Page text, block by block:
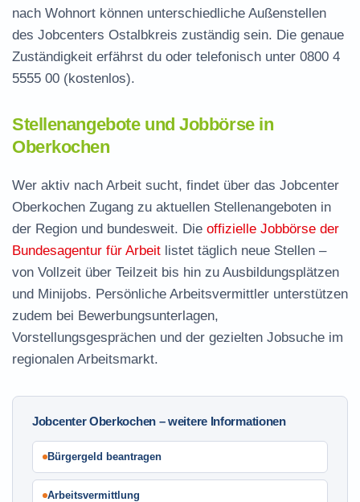
nach Wohnort können unterschiedliche Außenstellen
des Jobcenters Ostalbkreis zuständig sein. Die genaue
Zuständigkeit erfährst du oder telefonisch unter 0800 4
5555 00 (kostenlos).
Stellenangebote und Jobbörse in
Oberkochen
Wer aktiv nach Arbeit sucht, findet über das Jobcenter
Oberkochen Zugang zu aktuellen Stellenangeboten in
der Region und bundesweit. Die offizielle Jobbörse der
Bundesagentur für Arbeit listet täglich neue Stellen –
von Vollzeit über Teilzeit bis hin zu Ausbildungsplätzen
und Minijobs. Persönliche Arbeitsvermittler unterstützen
zudem bei Bewerbungsunterlagen,
Vorstellungsgesprächen und der gezielten Jobsuche im
regionalen Arbeitsmarkt.
Jobcenter Oberkochen – weitere Informationen
Bürgergeld beantragen
Arbeitsvermittlung